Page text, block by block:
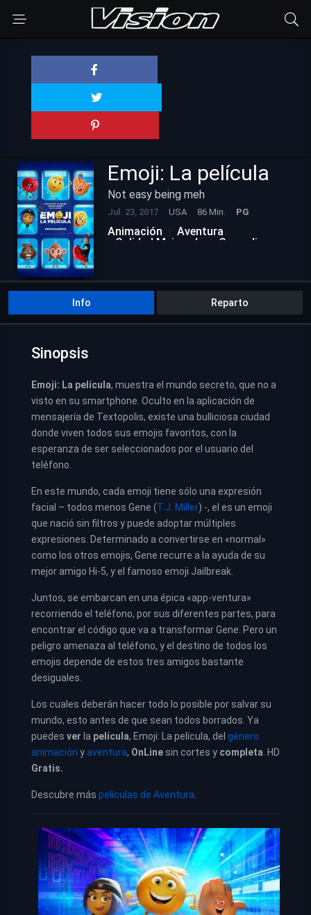
Emoji: La película
Not easy being meh
Jul. 23, 2017 USA 86 Min. PG
Animación
Aventura
Calidad Mejorada
Comedia
Info Reparto
Sinopsis
Emoji: La película, muestra el mundo secreto, que no a
visto en su smartphone. Oculto en la aplicación de
mensajería de Textopolis, existe una bulliciosa ciudad
donde viven todos sus emojis favoritos, con la
esperanza de ser seleccionados por el usuario del
teléfono.
En este mundo, cada emoji tiene sólo una expresión
facial – todos menos Gene (T.J. Miller) -, el es un emoji
que nació sin filtros y puede adoptar múltiples
expresiones. Determinado a convertirse en «normal»
como los otros emojis, Gene recurre a la ayuda de su
mejor amigo Hi-5, y el famoso emoji Jailbreak.
Juntos, se embarcan en una épica «app-ventura»
recorriendo el teléfono, por sus diferentes partes, para
encontrar el código que va a transformar Gene. Pero un
peligro amenaza al teléfono, y el destino de todos los
emojis depende de estos tres amigos bastante
desiguales.
Los cuales deberán hacer todo lo posible por salvar su
mundo, esto antes de que sean todos borrados. Ya
puedes ver la película, Emoji: La película, del género
animación yaventura, OnLine sin cortes y completa . HD
Gratis.
Descubre más películas de Aventura